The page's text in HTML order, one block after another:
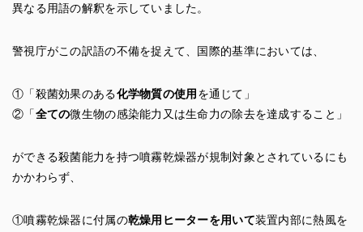
異なる用語の解釈を示していました。
警視庁がこの訳語の不備を捉えて、国際的基準においては、
①「殺菌効果のある化学物質の使用 を通じて」
②「全ての微生物の感染能力又は生命力の除去を達成すること」
ができる殺菌能力を持つ噴霧乾燥器が規制対象とされているにも
かかわらず、
①噴霧乾燥器に付属の乾燥用ヒーターを用いて装置内部に熱風を